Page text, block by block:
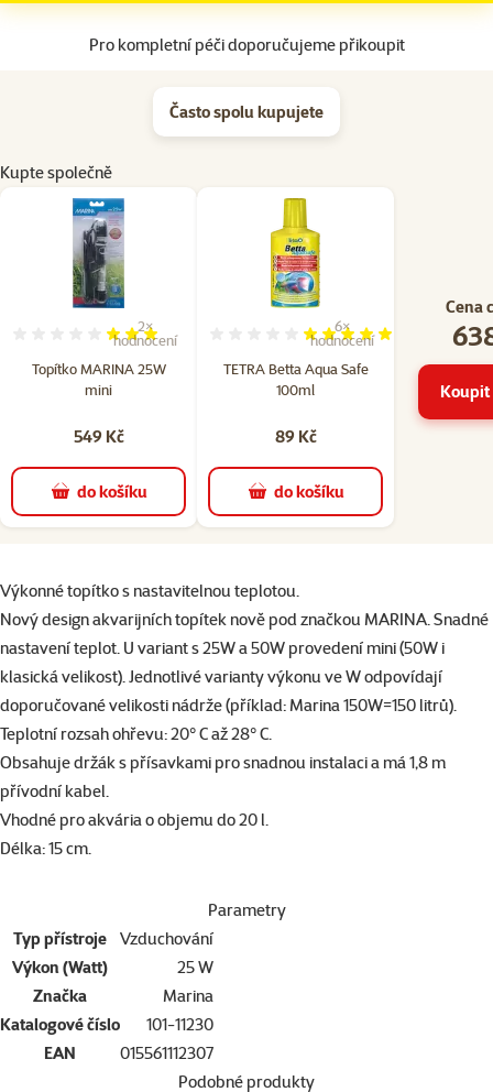
Pro kompletní péči doporučujeme přikoupit
Často spolu kupujete
Kupte společně
Topítko MARINA 25W
mini
Hodnocení 60%, počet hodnocení: 2
2×
hodnocení
549 Kč
do košíku
TETRA Betta Aqua Safe
100ml
Hodnocení 97%, počet
6×
hodnocení
89 Kč
do košíku
Cena
superzoo.product.detail.content
Výkonné topítko s nastavitelnou teplotou.
Nový design akvarijních topítek nově pod značkou MARINA. Snadné
nastavení teplot. U variant s 25W a 50W provedení mini (50W i
klasická velikost). Jednotlivé varianty výkonu ve W odpovídají
doporučované velikosti nádrže (příklad: Marina 150W=150 litrů).
Teplotní rozsah ohřevu: 20° C až 28° C.
Obsahuje držák s přísavkami pro snadnou instalaci a má 1,8 m
přívodní kabel.
Vhodné pro akvária o objemu do 20 l.
Délka: 15 cm.
Parametry
Typ přístroje
Vzduchování
Výkon (Watt)
25 W
Značka
Marina
Katalogové číslo
101-11230
EAN
015561112307
Podobné produkty